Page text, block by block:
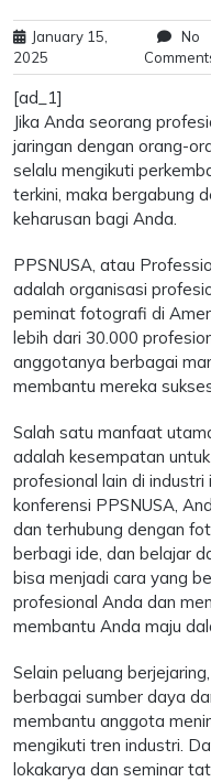
January 15,
2025
No
[ad_1]
Jika Anda seorang
jaringan dengan orang-
selalu mengikuti
terkini, maka bergabung
keharusan bagi Anda.
PPSNUSA, atau
adalah organisasi
peminat fotografi di
lebih dari 30.000
anggotanya berbagai
membantu mereka
Salah satu manfaat
adalah kesempatan
profesional lain di industri
konferensi PPSNUSA,
dan terhubung dengan
berbagi ide, dan belajar
bisa menjadi cara yang
profesional Anda dan
membantu Anda maju
Selain peluang
berbagai sumber daya
membantu anggota
mengikuti tren industri.
lokakarya dan seminar